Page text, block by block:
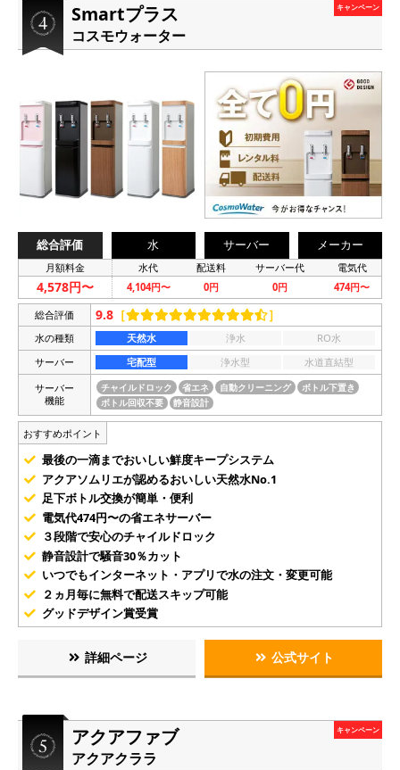
Smartプラス
コスモウォーター
キャンペーン
総合評価 水 サーバー メーカー
月額料金 水代 配送料 サーバー代 電気代
4,578円〜 4,104円〜 0円 0円 474円〜
総合評価 9.8 ［ ］
水の種類 天然水 浄水
RO水
サーバー
宅配型 浄水型
水道直結型
サーバー
機能
チャイルドロック 省エネ 自動クリーニング
ボトル下置き
ボトル回収不要
静音設計
おすすめポイント
最後の一滴までおいしい鮮度キープシステム
アクアソムリエが認めるおいしい天然水No.1
足下ボトル交換が簡単・便利
電気代474円〜の省エネサーバー
３段階で安心のチャイルドロック
静音設計で騒音30％カット
いつでもインターネット・アプリで水の注文・変更可能
２ヵ月毎に無料で配送スキップ可能
グッドデザイン賞受賞
詳細ページ 公式サイト
アクアファブ
アクアクララ
キャンペーン